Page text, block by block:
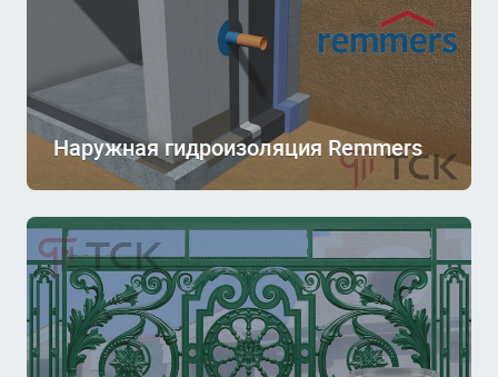
Наружная гидроизоляция Remmers